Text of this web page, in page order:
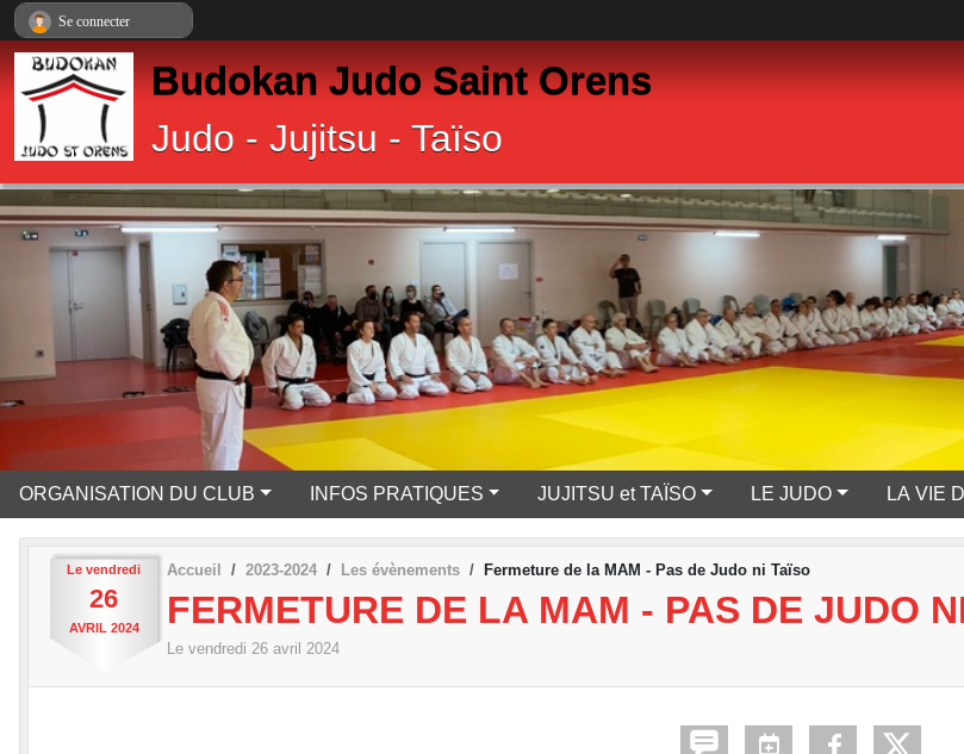
Budokan Judo Saint Orens
Judo - Jujitsu - Taïso
ORGANISATION DU CLUB INFOS PRATIQUES JUJITSU et TAÏSO LE JUDO LA VIE
Le vendredi
26
AVRIL 2024
Accueil 2023-2024 Les évènements Fermeture de la MAM - Pas de Judo ni Taïso
FERMETURE DE LA MAM - PAS DE JUDO
Le vendredi 26 avril 2024
Se connecter
Panneau de gestion des cookies